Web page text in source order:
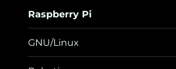
Raspberry Pi
GNU/Linux